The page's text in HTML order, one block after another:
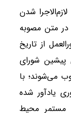
شدن
در متن مصوبه
از تاریخ
پیشین شورای
می‌شوند؛ با
یادآور شده
بهبود مستمر محیط